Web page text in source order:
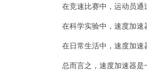
在竞速比赛中，运动员通
在科学实验中，速度加速
在日常生活中，速度加速
总而言之，速度加速器是